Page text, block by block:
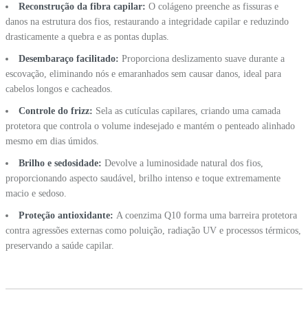
Reconstrução da fibra capilar: O colágeno preenche as fissuras e
danos na estrutura dos fios, restaurando a integridade capilar e reduzindo
drasticamente a quebra e as pontas duplas.
Desembaraço facilitado: Proporciona deslizamento suave durante a
escovação, eliminando nós e emaranhados sem causar danos, ideal para
cabelos longos e cacheados.
Controle do frizz: Sela as cutículas capilares, criando uma camada
protetora que controla o volume indesejado e mantém o penteado alinhado
mesmo em dias úmidos.
Brilho e sedosidade: Devolve a luminosidade natural dos fios,
proporcionando aspecto saudável, brilho intenso e toque extremamente
macio e sedoso.
Proteção antioxidante: A coenzima Q10 forma uma barreira protetora
contra agressões externas como poluição, radiação UV e processos térmicos,
preservando a saúde capilar.